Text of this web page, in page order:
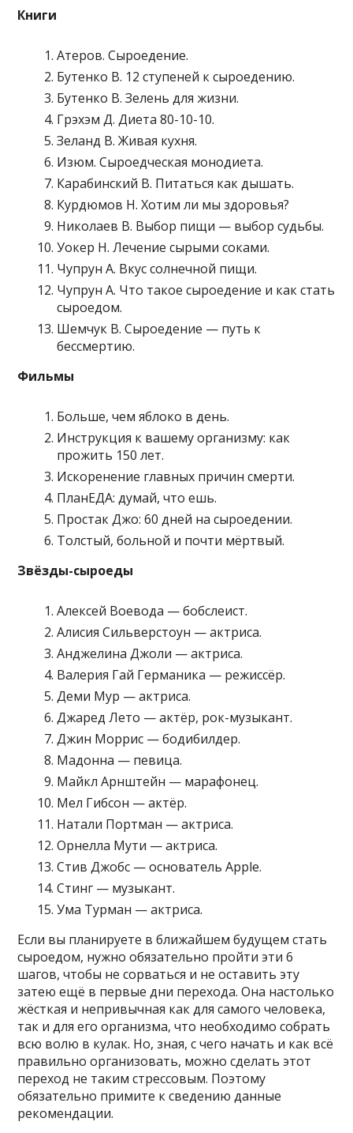
Книги
Атеров. Сыроедение.
Бутенко В. 12 ступеней к сыроедению.
Бутенко В. Зелень для жизни.
Грэхэм Д. Диета 80-10-10.
Зеланд В. Живая кухня.
Изюм. Сыроедческая монодиета.
Карабинский В. Питаться как дышать.
Курдюмов Н. Хотим ли мы здоровья?
Николаев В. Выбор пищи — выбор судьбы.
Уокер Н. Лечение сырыми соками.
Чупрун А. Вкус солнечной пищи.
Чупрун А. Что такое сыроедение и как стать
сыроедом.
Шемчук В. Сыроедение — путь к
бессмертию.
Фильмы
Больше, чем яблоко в день.
Инструкция к вашему организму: как
прожить 150 лет.
Искоренение главных причин смерти.
ПланЕДА: думай, что ешь.
Простак Джо: 60 дней на сыроедении.
Толстый, больной и почти мёртвый.
Звёзды-сыроеды
Алексей Воевода — бобслеист.
Алисия Сильверстоун — актриса.
Анджелина Джоли — актриса.
Валерия Гай Германика — режиссёр.
Деми Мур — актриса.
Джаред Лето — актёр, рок-музыкант.
Джин Моррис — бодибилдер.
Мадонна — певица.
Майкл Арнштейн — марафонец.
Мел Гибсон — актёр.
Натали Портман — актриса.
Орнелла Мути — актриса.
Стив Джобс — основатель Apple.
Стинг — музыкант.
Ума Турман — актриса.
Если вы планируете в ближайшем будущем стать
сыроедом, нужно обязательно пройти эти 6
шагов, чтобы не сорваться и не оставить эту
затею ещё в первые дни перехода. Она настолько
жёсткая и непривычная как для самого человека,
так и для его организма, что необходимо собрать
всю волю в кулак. Но, зная, с чего начать и как всё
правильно организовать, можно сделать этот
переход не таким стрессовым. Поэтому
обязательно примите к сведению данные
рекомендации.